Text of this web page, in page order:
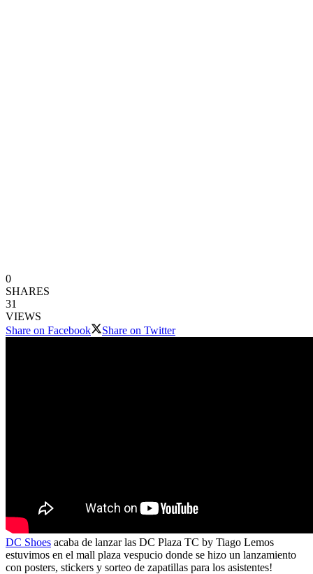
0
SHARES
31
VIEWS
Share on Facebook
Share on Twitter
DC Shoes acaba de lanzar las DC Plaza TC by Tiago Lemos
estuvimos en el mall plaza vespucio donde se hizo un lanzamiento
con posters, stickers y sorteo de zapatillas para los asistentes!